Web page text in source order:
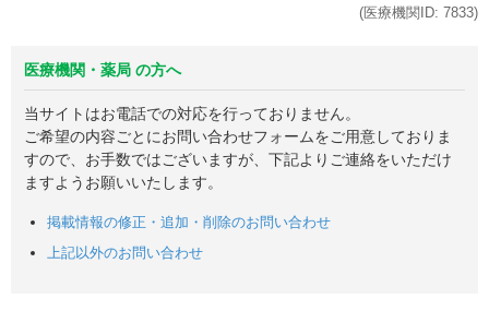
(医療機関ID: 7833)
医療機関・薬局 の方へ
当サイトはお電話での対応を行っておりません。
ご希望の内容ごとにお問い合わせフォームをご用意しておりま
すので、お手数ではございますが、下記よりご連絡をいただけ
ますようお願いいたします。
掲載情報の修正・追加・削除のお問い合わせ
上記以外のお問い合わせ